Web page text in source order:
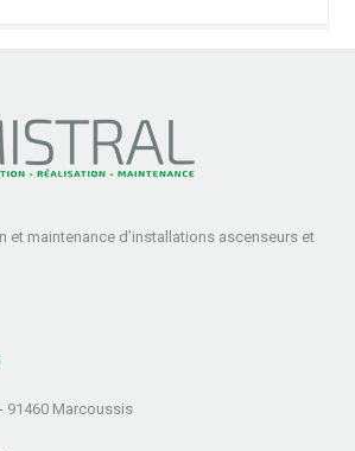
et maintenance d’installations ascenseurs et
91460 Marcoussis